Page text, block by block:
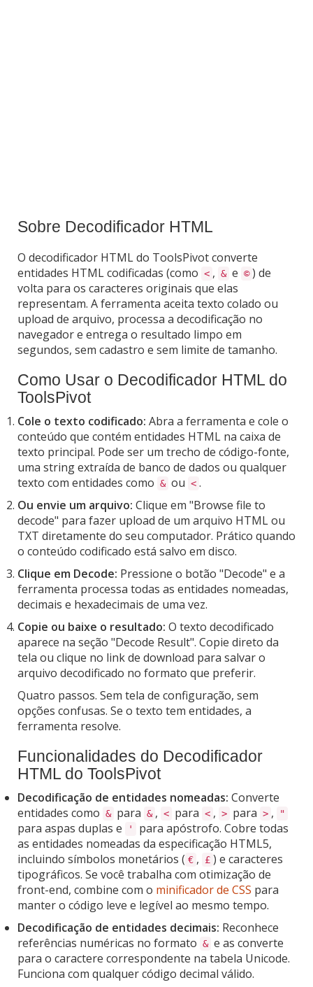
Sobre Decodificador HTML
O decodificador HTML do ToolsPivot converte
entidades HTML codificadas (como < , & e © ) de
volta para os caracteres originais que elas
representam. A ferramenta aceita texto colado ou
upload de arquivo, processa a decodificação no
navegador e entrega o resultado limpo em
segundos, sem cadastro e sem limite de tamanho.
Como Usar o Decodificador HTML do
ToolsPivot
Cole o texto codificado: Abra a ferramenta e cole o
conteúdo que contém entidades HTML na caixa de
texto principal. Pode ser um trecho de código-fonte,
uma string extraída de banco de dados ou qualquer
texto com entidades como & ou < .
Ou envie um arquivo: Clique em "Browse file to
decode" para fazer upload de um arquivo HTML ou
TXT diretamente do seu computador. Prático quando
o conteúdo codificado está salvo em disco.
Clique em Decode: Pressione o botão "Decode" e a
ferramenta processa todas as entidades nomeadas,
decimais e hexadecimais de uma vez.
Copie ou baixe o resultado: O texto decodificado
aparece na seção "Decode Result". Copie direto da
tela ou clique no link de download para salvar o
arquivo decodificado no formato que preferir.
Quatro passos. Sem tela de configuração, sem
opções confusas. Se o texto tem entidades, a
ferramenta resolve.
Funcionalidades do Decodificador
HTML do ToolsPivot
Decodificação de entidades nomeadas: Converte
entidades como & para & , < para < , > para > , "
para aspas duplas e '
para apóstrofo. Cobre todas
as entidades nomeadas da especificação HTML5,
incluindo símbolos monetários ( € , £ ) e caracteres
tipográficos. Se você trabalha com otimização de
front-end, combine com o minificador de CSS para
manter o código leve e legível ao mesmo tempo.
Decodificação de entidades decimais: Reconhece
referências numéricas no formato & e as converte
para o caractere correspondente na tabela Unicode.
Funciona com qualquer código decimal válido.